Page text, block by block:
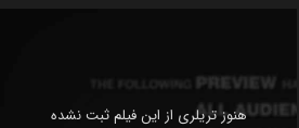
هنوز تریلری از این فیلم ثبت نشده